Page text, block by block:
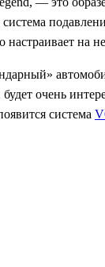
настраивает
очень
система